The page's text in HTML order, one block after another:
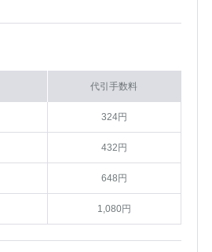
代引手数料
324円
432円
648円
1,080円